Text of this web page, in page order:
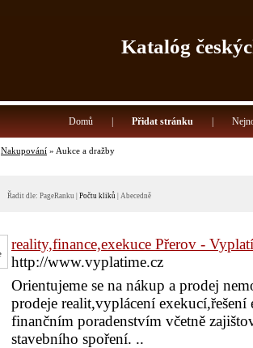
Katalóg
Domů Přidat stránku
Nakupování » Aukce a dražby
Řadit dle: PageRanku Počtu kliků Abecedně
reality,finance,exekuce Přerov -
http://www.vyplatime.cz
Orientujeme se na nákup a prodej
prodeje realit,vyplácení
finančním poradenstvím včetně
stavebního spoření. ..